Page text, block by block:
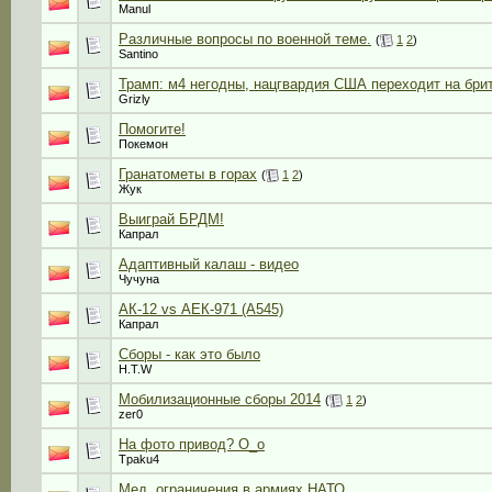
Manul
Различные вопросы по военной теме. ( 1 2)
Santino
Трамп: м4 негодны, нацгвардия США переходит на
Grizly
Помогите!
Покемон
Гранатометы в горах ( 1 2)
Жук
Выиграй БРДМ!
Капрал
Адаптивный калаш - видео
Чучуна
АК-12 vs АЕК-971 (А545)
Капрал
Сборы - как это было
H.T.W
Мобилизационные сборы 2014 ( 1 2)
zer0
На фото привод? О_о
Tpaku4